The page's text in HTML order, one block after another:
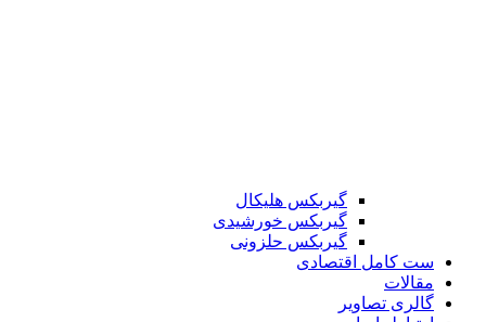
گیربکس هلیکال
گیربکس خورشیدی
گیربکس حلزونی
ست کامل اقتصادی
مقالات
گالری تصاویر